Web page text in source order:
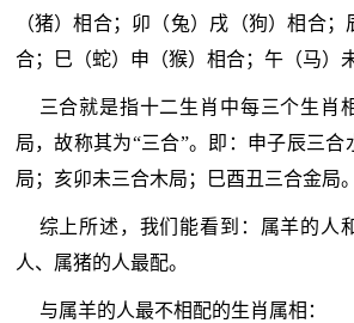
（猪）相合；卯（兔）戌（狗）相合
合；巳（蛇）申（猴）相合；午（马）
三合就是指十二生肖中每三个生肖
局，故称其为“三合”。即：申子辰三合
局；亥卯未三合木局；巳酉丑三合金局。
综上所述，我们能看到：属羊的人
人、属猪的人最配。
与属羊的人最不相配的生肖属相：